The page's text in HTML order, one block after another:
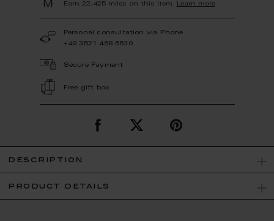
Earn 22,425 miles on this item. Learn more
Personal consultation via Phone
+49 3521 468 6630
Secure Payment
Free gift box
description
product details